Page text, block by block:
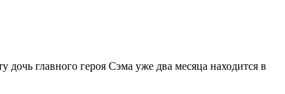
главного героя Сэма уже два месяца находится в